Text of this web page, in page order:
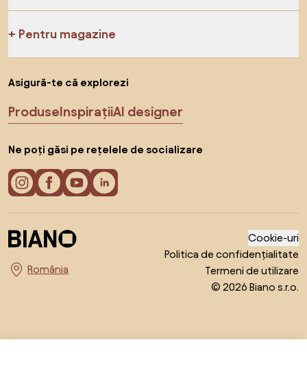
Pentru magazine
Asigură-te că explorezi
ProduseInspirațiiAI designer
Ne poți găsi pe rețelele de socializare
Alege țara
Cookie-uri
Politica de confidențialitate
Termeni de utilizare
© 2026 Biano s.r.o.